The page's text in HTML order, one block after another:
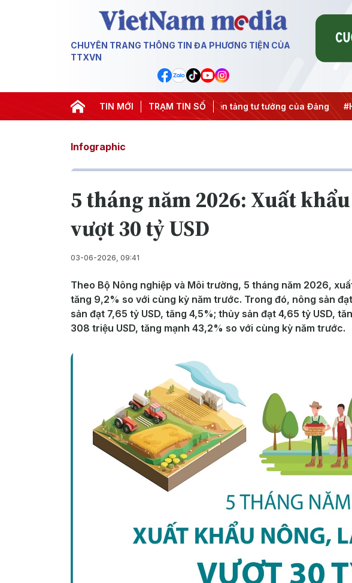
CHUYÊN TRANG THÔNG TIN ĐA PHƯƠNG TIỆN CỦA
TTXVN
TIN MỚI TRẠM TIN SỐ
#An ninh năng lượng #Bảo vệ nền tảng tư tưởng của Đảng #Hội nghị
Infographic
5 tháng năm 2026: Xuất
vượt 30 tỷ USD
03-06-2026, 09:41
Theo Bộ Nông nghiệp và Môi trường, 5 tháng năm 2026,
tăng 9,2% so với cùng kỳ năm trước. Trong đó, nông sản
sản đạt 7,65 tỷ USD, tăng 4,5%; thủy sản đạt 4,65 tỷ USD,
308 triệu USD, tăng mạnh 43,2% so với cùng kỳ năm trước.